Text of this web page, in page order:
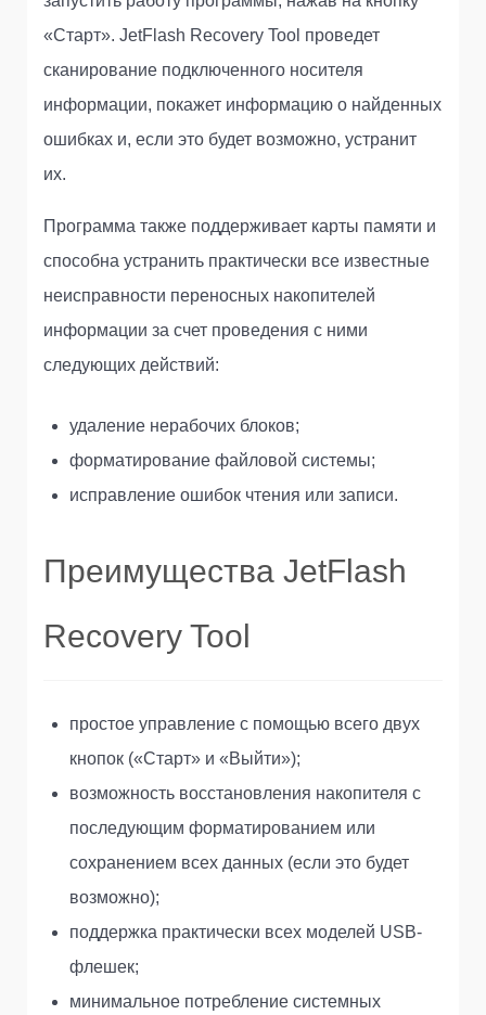
«Старт». JetFlash Recovery Tool проведет
сканирование подключенного носителя
информации, покажет информацию о найденных
ошибках и, если это будет возможно, устранит
их.
Программа также поддерживает карты памяти и
способна устранить практически все известные
неисправности переносных накопителей
информации за счет проведения с ними
следующих действий:
удаление нерабочих блоков;
форматирование файловой системы;
исправление ошибок чтения или записи.
Преимущества JetFlash
Recovery Tool
простое управление с помощью всего двух
кнопок («Старт» и «Выйти»);
возможность восстановления накопителя с
последующим форматированием или
сохранением всех данных (если это будет
возможно);
поддержка практически всех моделей USB-
флешек;
минимальное потребление системных